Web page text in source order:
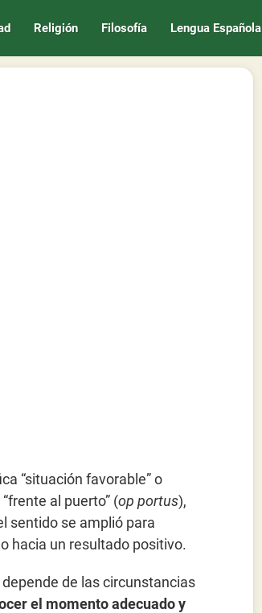
Religión Filosofía Lengua Española
“situación favorable” o
al puerto” (op portus),
sentido se amplió para
hacia un resultado positivo.
de las circunstancias
el momento adecuado y